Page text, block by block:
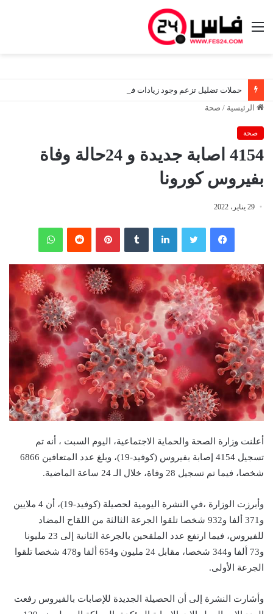
القائمة
الرئيسية / صحة
صحة
4154 اصابة جديدة و 24حالة وفاة
بفيروس كورونا
29 يناير، 2022
فيسبوك لينكدإن بينتيريست
أعلنت وزارة الصحة والحماية الاجتماعية، اليوم السبت ، أنه تم
تسجيل 4154 إصابة بفيروس (كوفيد-19)، وبلغ عدد المتعافين 6866
شخصا، فيما تم تسجيل 28 وفاة، خلال الـ 24 ساعة الماضية.
وأبرزت الوزارة ،في النشرة اليومية لحصيلة (كوفيد-19)، أن 4 ملايين
و371 ألفا و932 شخصا تلقوا الجرعة الثالثة من اللقاح المضاد
للفيروس، فيما ارتفع عدد الملقحين بالجرعة الثانية إلى 23 مليونا
و73 ألفا و344 شخصا، مقابل 24 مليون و654 ألفا و478 شخصا تلقوا
الجرعة الأولى.
وأشارت النشرة إلى أن الحصيلة الجديدة للإصابات بالفيروس رفعت